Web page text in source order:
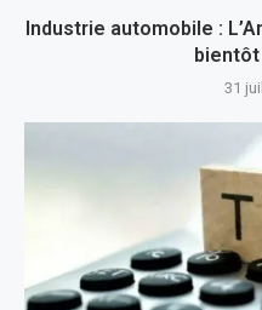
Industrie automobile :
31